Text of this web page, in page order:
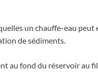
un chauffe-eau peut
de sédiments.
au fond du réservoir au